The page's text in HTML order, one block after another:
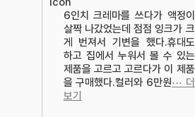
6인치 크레마를 쓰다가 액정이
살짝 나갔었는데 점점 잉크가 크
게 번져서 기변을 했다.휴대도
하고 집에서 누워서 볼 수 있는
제품을 고르고 고르다가 이 제품
을 구매했다.컬러와 6만원⋯ 더
보기